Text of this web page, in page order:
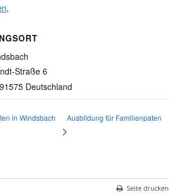
,
Straße 6
91575 Deutschland
in Windsbach Ausbildung für Familienpaten
Seite drucken